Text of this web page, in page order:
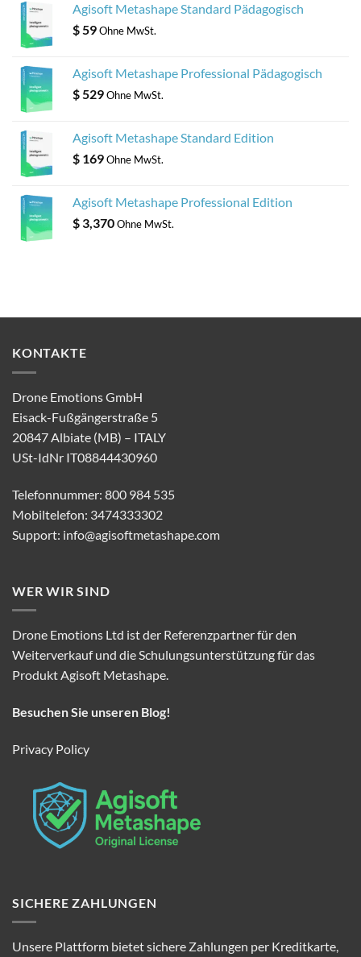
Agisoft Metashape Standard Pädagogisch
$59Ohne MwSt.
Agisoft Metashape Professional Pädagogisch
$529Ohne MwSt.
Agisoft Metashape Standard Edition
$ 169Ohne MwSt.
Agisoft Metashape Professional Edition
$ 3,370Ohne MwSt.
KONTAKTE
Drone Emotions GmbH
Eisack-Fußgängerstraße 5
20847 Albiate (MB) – ITALY
USt-IdNr IT08844430960
Telefonnummer: 800 984 535
Mobiltelefon: 3474333302
Support: info@agisoftmetashape.com
WER WIR SIND
Drone Emotions Ltd ist der Referenzpartner für den
Weiterverkauf und die Schulungsunterstützung für das
Produkt Agisoft Metashape.
Besuchen Sie unseren Blog!
Privacy Policy
SICHERE ZAHLUNGEN
Unsere Plattform bietet sichere Zahlungen per Kreditkarte,